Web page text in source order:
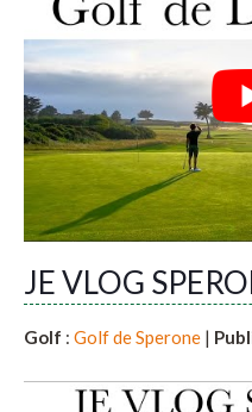
JE VLOG
Golf : Golf de Sperone |